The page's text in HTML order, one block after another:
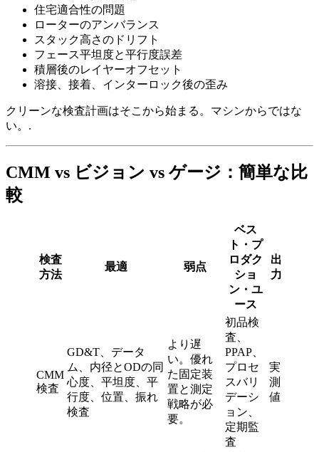
住宅適合性の問題
ローターのアンバランス
スタック高さのドリフト
フェース平坦度と平行度誤差
積層後のレイヤーオフセット
溶接、接着、インターロック後の歪み
クリーンな検査計画はそこから始まる。マシンからではな
い。.
CMM vs ビジョン vs ゲージ：簡単な比
較
検査
方法
最適 弱点
ベス
ト・プ
ロダク
ショ
ン・ユ
ース
出
力
CMM
検査
GD&T、データ
ム、内径とODの同
心度、平坦度、平
行度、位置、振れ
検査
より遅
い。優れ
た固定装
置と測定
戦略が必
要。
初品検
査、
PPAP、
プロセ
スバリ
デーシ
ョン、
定期監
査
実
測
値